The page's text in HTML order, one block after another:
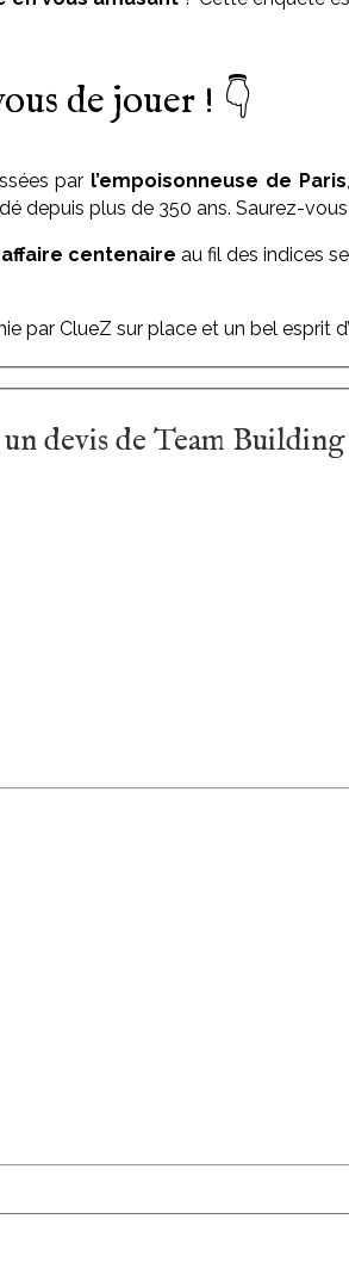
de jouer ! 👇
par l’empoisonneuse de Paris
depuis plus de 350 ans. Saurez-
affaire centenaire au fil des indices
par ClueZ sur place et un bel esprit
devis de Team Building